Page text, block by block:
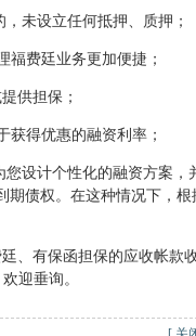
未设立任何抵押、质押；
福费廷业务更加便捷；
供担保；
获得优惠的融资利率；
设计个性化的融资方案，
期债权。在这种情况下，根
、有保函担保的应收帐款收
迎垂询。